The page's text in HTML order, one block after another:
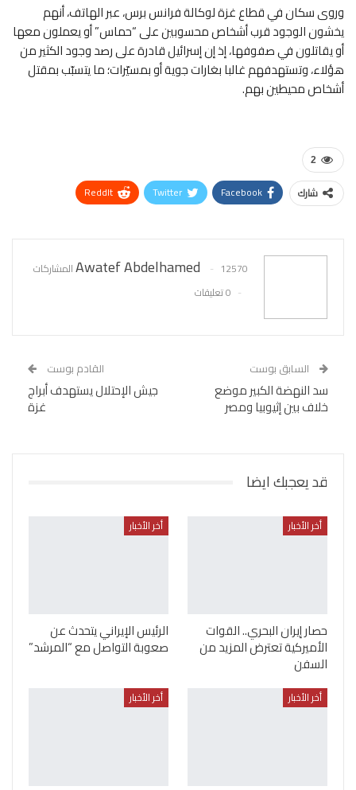
وروى سكان في قطاع غزة لوكالة فرانس برس، عبر الهاتف، أنهم
يخشون الوجود قرب أشخاص محسوبين على “حماس” أو يعملون معها
أو يقاتلون في صفوفها، إذ إن إسرائيل قادرة على رصد وجود الكثير من
هؤلاء، وتستهدفهم غالبا بغارات جوية أو بمسيّرات؛ ما يتسبّب بمقتل
أشخاص محيطين بهم.
2
شارك Facebook
Twitter
ReddIt
Awatef Abdelhamed
12570 المشاركات
0 تعليقات
السابق بوست
سد النهضة الكبير موضع
خلاف بين إثيوبيا ومصر
القادم بوست
جيش الإحتلال يستهدف أبراج
غزة
قد يعجبك ايضا
أخر الأخبار
حصار إيران البحري.. القوات
الأميركية تعترض المزيد من
السفن
أخر الأخبار
الرئيس الإيراني يتحدث عن
صعوبة التواصل مع “المرشد”
أخر الأخبار أخر الأخبار